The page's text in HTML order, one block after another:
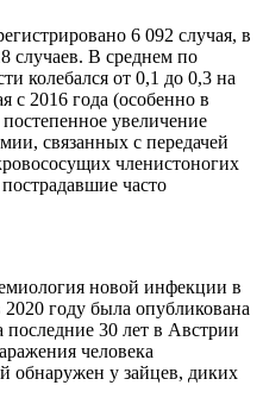
6 092 случая, в
В среднем по
колебался от 0,1 до 0,3 на
с 2016 года (особенно в
увеличение
связанных с передачей
членистоногих
часто
новой инфекции в
году была опубликована
последние 30 лет в Австрии
человека
обнаружен у зайцев, диких